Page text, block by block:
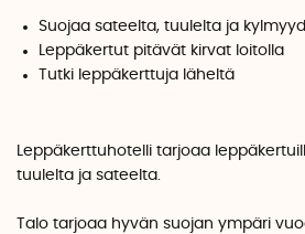
Suojaa sateelta, tuulelta ja
Leppäkertut pitävät kirvat loitolla
Tutki leppäkerttuja läheltä
Leppäkerttuhotelli tarjoaa
tuulelta ja sateelta.
Talo tarjoaa hyvän suojan ympäri